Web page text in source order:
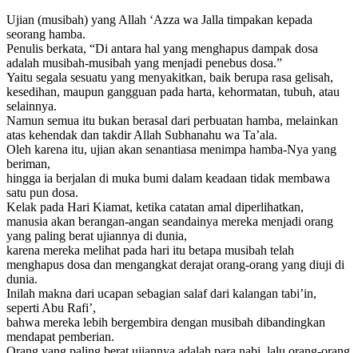
Ujian (musibah) yang Allah ‘Azza wa Jalla timpakan kepada
seorang hamba.
Penulis berkata, “Di antara hal yang menghapus dampak dosa
adalah musibah-musibah yang menjadi penebus dosa.”
Yaitu segala sesuatu yang menyakitkan, baik berupa rasa gelisah,
kesedihan, maupun gangguan pada harta, kehormatan, tubuh, atau
selainnya.
Namun semua itu bukan berasal dari perbuatan hamba, melainkan
atas kehendak dan takdir Allah Subhanahu wa Ta’ala.
Oleh karena itu, ujian akan senantiasa menimpa hamba-Nya yang
beriman,
hingga ia berjalan di muka bumi dalam keadaan tidak membawa
satu pun dosa.
Kelak pada Hari Kiamat, ketika catatan amal diperlihatkan,
manusia akan berangan-angan seandainya mereka menjadi orang
yang paling berat ujiannya di dunia,
karena mereka melihat pada hari itu betapa musibah telah
menghapus dosa dan mengangkat derajat orang-orang yang diuji di
dunia.
Inilah makna dari ucapan sebagian salaf dari kalangan tabi’in,
seperti Abu Rafi’,
bahwa mereka lebih bergembira dengan musibah dibandingkan
mendapat pemberian.